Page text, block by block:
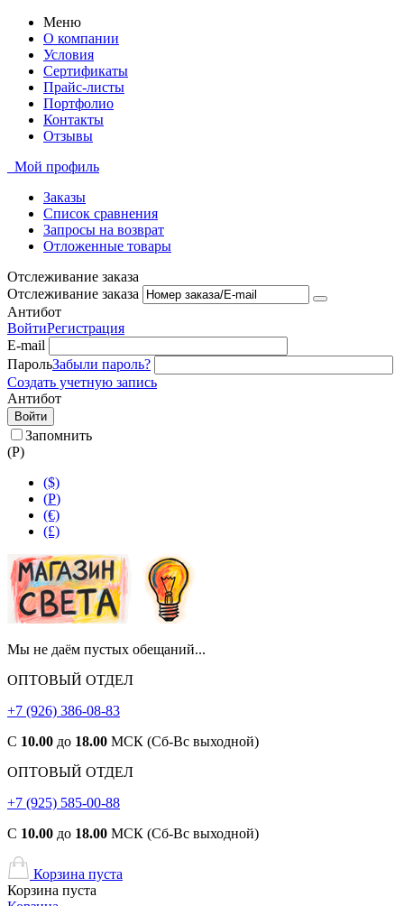
Меню
О компании
Условия
Сертификаты
Прайс-листы
Портфолио
Контакты
Отзывы
Мой профиль
Заказы
Список сравнения
Запросы на возврат
Отложенные товары
Отслеживание заказа
Отслеживание заказа
Антибот
ВойтиРегистрация
E-mail
ПарольЗабыли пароль?
Создать учетную запись
Антибот
Войти
Запомнить
(Р)
($)
(Р)
(€)
(£)
Мы не даём пустых обещаний...
ОПТОВЫЙ ОТДЕЛ
+7 (926) 386-08-83
С 10.00 до 18.00 МСК (Сб-Вс выходной)
ОПТОВЫЙ ОТДЕЛ
+7 (925) 585-00-88
С 10.00 до 18.00 МСК (Сб-Вс выходной)
Корзина пуста
Корзина пуста